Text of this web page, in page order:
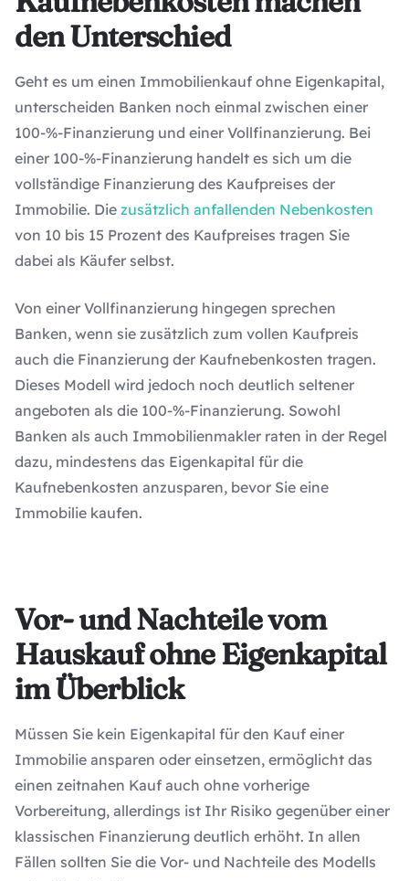
den Unterschied
Geht es um einen Immobilienkauf ohne Eigenkapital,
unterscheiden Banken noch einmal zwischen einer
100-%-Finanzierung und einer Vollfinanzierung. Bei
einer 100-%-Finanzierung handelt es sich um die
vollständige Finanzierung des Kaufpreises der
Immobilie. Die zusätzlich anfallenden Nebenkosten
von 10 bis 15 Prozent des Kaufpreises tragen Sie
dabei als Käufer selbst.
Von einer Vollfinanzierung hingegen sprechen
Banken, wenn sie zusätzlich zum vollen Kaufpreis
auch die Finanzierung der Kaufnebenkosten tragen.
Dieses Modell wird jedoch noch deutlich seltener
angeboten als die 100-%-Finanzierung. Sowohl
Banken als auch Immobilienmakler raten in der Regel
dazu, mindestens das Eigenkapital für die
Kaufnebenkosten anzusparen, bevor Sie eine
Immobilie kaufen.
Vor- und Nachteile vom
Hauskauf ohne Eigenkapital
im Überblick
Müssen Sie kein Eigenkapital für den Kauf einer
Immobilie ansparen oder einsetzen, ermöglicht das
einen zeitnahen Kauf auch ohne vorherige
Vorbereitung, allerdings ist Ihr Risiko gegenüber einer
klassischen Finanzierung deutlich erhöht. In allen
Fällen sollten Sie die Vor- und Nachteile des Modells